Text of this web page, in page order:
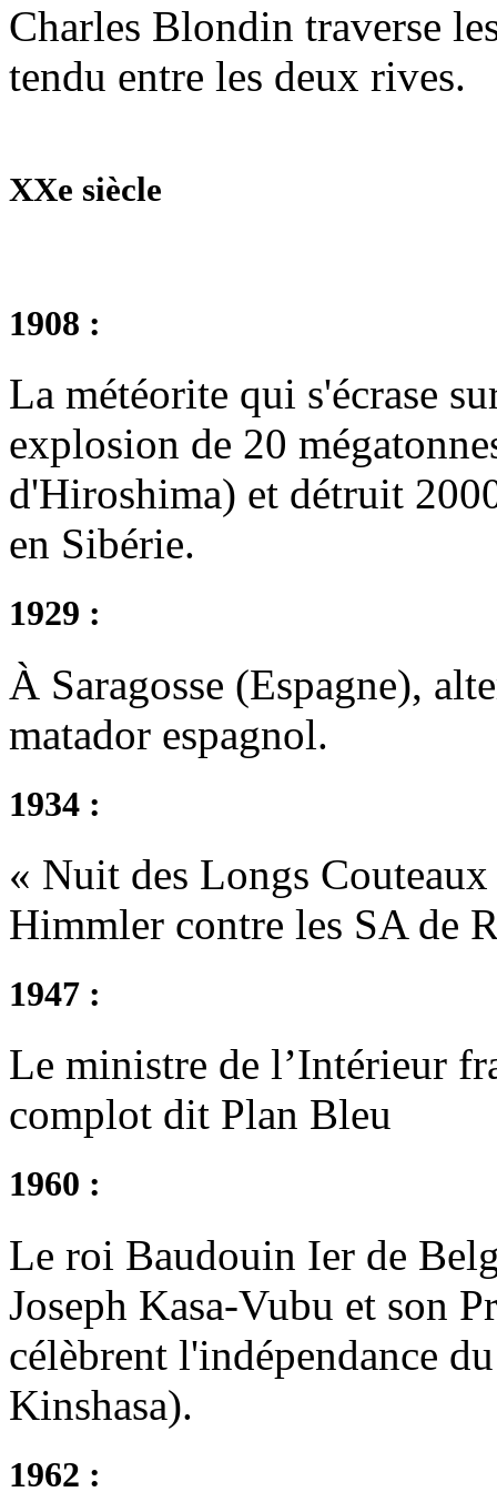
Charles Blondin traverse
tendu entre les deux rives.
XXe siècle
1908 :
La météorite qui s'écrase
explosion de 20
d'Hiroshima) et détruit
en Sibérie.
1929 :
À Saragosse (Espagne),
matador espagnol.
1934 :
« Nuit des Longs
Himmler contre les SA de
1947 :
Le ministre de l’Intérieur
complot dit Plan Bleu
1960 :
Le roi Baudouin Ier de
Joseph Kasa-Vubu et son
célèbrent l'indépendance
Kinshasa).
1962 :